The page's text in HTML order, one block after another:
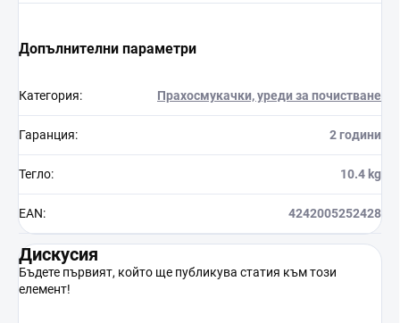
Допълнителни параметри
Категория: Прахосмукачки, уреди за почистване
Гаранция: 2 години
Тегло: 10.4 kg
EAN: 4242005252428
Дискусия
Бъдете първият, който ще публикува статия към този
елемент!